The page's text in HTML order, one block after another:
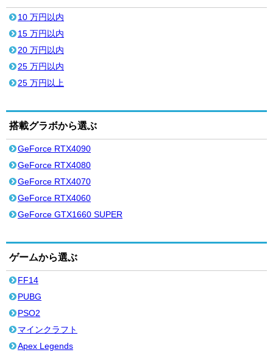
10 万円以内
15 万円以内
20 万円以内
25 万円以内
25 万円以上
搭載グラボから選ぶ
GeForce RTX4090
GeForce RTX4080
GeForce RTX4070
GeForce RTX4060
GeForce GTX1660 SUPER
ゲームから選ぶ
FF14
PUBG
PSO2
マインクラフト
Apex Legends